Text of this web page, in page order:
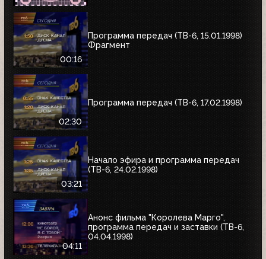
00:16
Программа передач (ТВ-6, 15.01.1998)
Фрагмент
02:30
Программа передач (ТВ-6, 17.02.1998)
03:21
Начало эфира и программа передач
(ТВ-6, 24.02.1998)
04:11
Анонс фильма "Королева Марго",
программа передач и заставки (ТВ-6,
04.04.1998)